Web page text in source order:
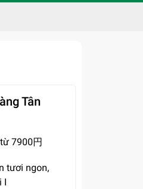
Tân
7900円
tươi ngon,
I